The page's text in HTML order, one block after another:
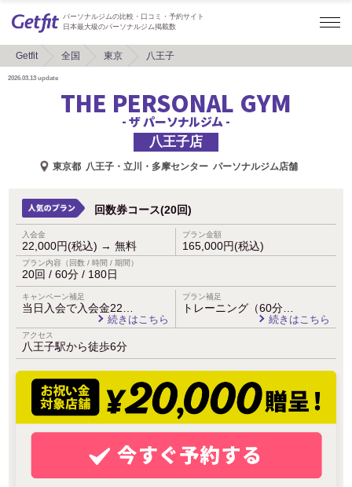
パーソナルジムの比較・口コミ・予約サイト
日本最大級のパーソナルジム掲載数
Getfit 全国 東京 八王子
2026.03.13 update
THE PERSONAL GYM
- ザ パーソナルジム -
八王子店
東京都 八王子・立川・多摩センター パーソナルジム店舗
回数券コース(20回)
入会金
22,000円(税込) → 無料
プラン金額
165,000円(税込)
プラン内容（回数 / 時間 / 期間）
20回 / 60分 / 180日
キャンペーン補足
当日入会で入会金22…
続きはこちら
プラン補足
トレーニング（60分…
続きはこちら
アクセス
八王子駅から徒歩6分